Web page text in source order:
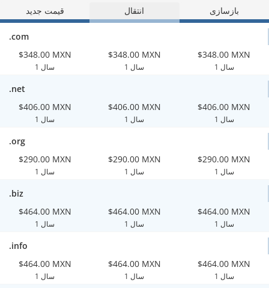
قیمت جدید
انتقال بازسازی
.com
$348.00 MXN
1 سال
$348.00 MXN
1 سال
$348.00 MXN
1 سال
.net
$406.00 MXN
1 سال
$406.00 MXN
1 سال
$406.00 MXN
1 سال
.org
$290.00 MXN
1 سال
$290.00 MXN
1 سال
$290.00 MXN
1 سال
.biz
$464.00 MXN
1 سال
$464.00 MXN
1 سال
$464.00 MXN
1 سال
.info
$464.00 MXN
1 سال
$464.00 MXN
1 سال
$464.00 MXN
1 سال